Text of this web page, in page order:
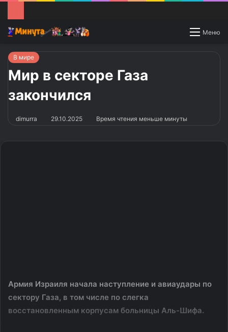
Меню
Switch
В мире
Мир в секторе Газа
закончился
dimurra 29.10.2025 Время чтения меньше минуты
Армия Израиля начала наступление и авиаудары по
сектору Газа, в том числе по слегка
восстановленным корпусам больницы Аль-Шифа.